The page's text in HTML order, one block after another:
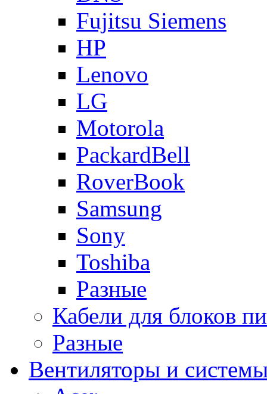
Fujitsu Siemens
HP
Lenovo
LG
Motorola
PackardBell
RoverBook
Samsung
Sony
Toshiba
Разные
Кабели для блоков
Разные
Вентиляторы и